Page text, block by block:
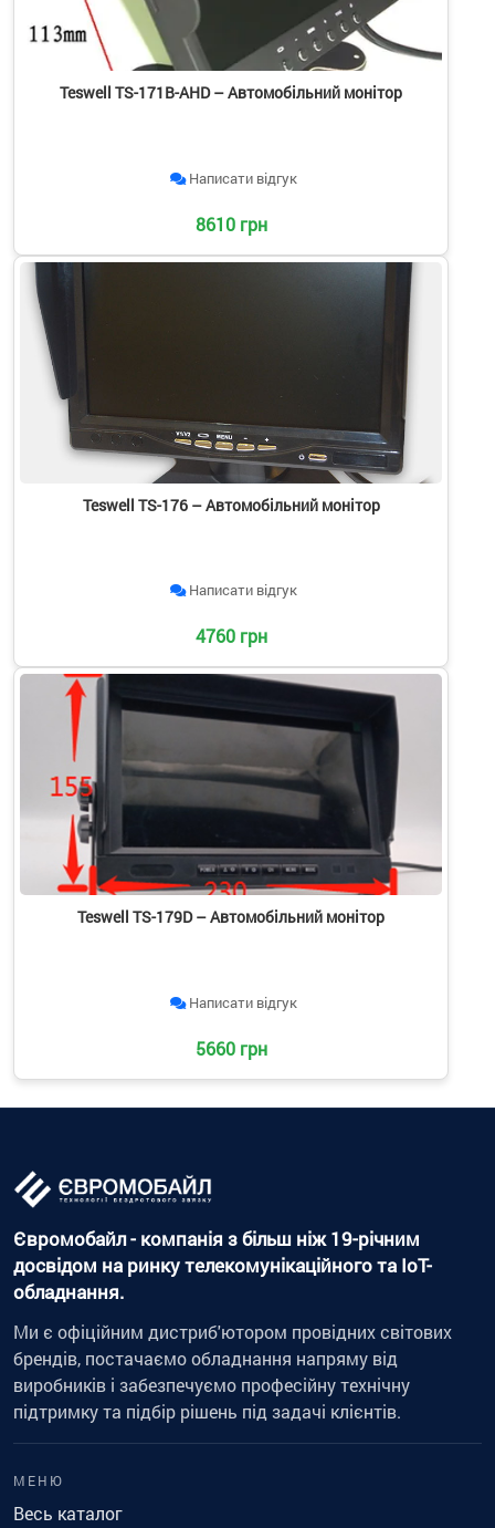
Teswell TS-171B-AHD – Автомобільний монітор
Написати відгук
8610 грн
Teswell TS-176 – Автомобільний монітор
Написати відгук
4760 грн
Teswell TS-179D – Автомобільний монітор
Написати відгук
5660 грн
Євромобайл - компанія з більш ніж 19-річним
досвідом на ринку телекомунікаційного та IoT-
обладнання.
Ми є офіційним дистриб'ютором провідних світових
брендів, постачаємо обладнання напряму від
виробників і забезпечуємо професійну технічну
підтримку та підбір рішень під задачі клієнтів.
МЕНЮ
Весь каталог